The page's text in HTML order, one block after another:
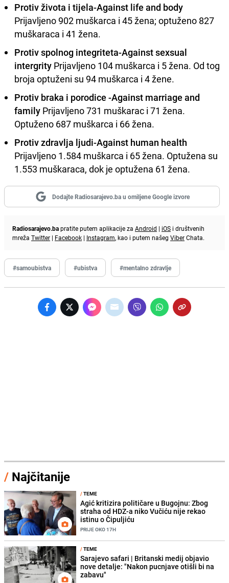
Protiv života i tijela-Against life and body
Prijavljeno 902 muškarca i 45 žena; optuženo 827
muškaraca i 41 žena.
Protiv spolnog integriteta-Against sexsual
intergrity Prijavljeno 104 muškarca i 5 žena. Od tog
broja optuženi su 94 muškarca i 4 žene.
Protiv braka i porodice -Against marriage and
family Prijavljeno 731 muškarac i 71 žena.
Optuženo 687 muškarca i 66 žena.
Protiv zdravlja ljudi-Against human health
Prijavljeno 1.584 muškarca i 65 žena. Optužena su
1.553 muškaraca, dok je optužena 61 žena.
Dodajte Radiosarajevo.ba u omiljene Google izvore
Radiosarajevo.bapratite putem aplikacije za Android | iOS i društvenih
mreža Twitter | Facebook | Instagram, kao i putem našeg ViberChata.
#samoubistva #ubistva #mentalno zdravlje
/ Najčitanije
/TEME
Agić kritizira političare u Bugojnu: Zbog
straha od HDZ-a niko Vučiću nije rekao
istinu o Čipuljiću
PRIJE OKO 17H
/TEME
Sarajevo safari | Britanski medij objavio
nove detalje: "Nakon pucnjave otišli bi na
zabavu"